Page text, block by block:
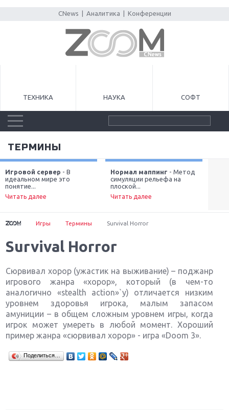
CNews Аналитика Конференции
ТЕХНИКА НАУКА СОФТ
ТЕРМИНЫ
Игровой сервер - В
идеальном мире это
понятие...
Читать далее
Нормал маппинг - Метод
симуляции рельефа на
плоской...
Читать далее
Next
Игры Термины Survival Horror
Survival Horror
Сюрвивал хорор (ужастик на выживание) – поджанр
игрового жанра «хорор», который (в чем-то
аналогично «stealth action»`у) отличается низким
уровнем здоровья игрока, малым запасом
амуниции – в общем сложным уровнем игры, когда
игрок может умереть в любой момент. Хороший
пример жанра «сюрвивал хорор» - игра «Doom 3».
Поделиться…